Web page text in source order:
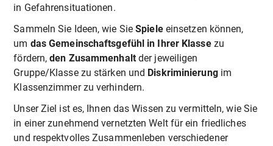
in Gefahrensituationen.
Sammeln Sie Ideen, wie Sie Spieleeinsetzen können,
um das Gemeinschaftsgefühl in Ihrer Klassezu
fördern,den Zusammenhaltder jeweiligen
Gruppe/Klasse zu stärken und Diskriminierungim
Klassenzimmer zu verhindern.
Unser Ziel ist es, Ihnen das Wissen zu vermitteln, wie Sie
in einer zunehmend vernetzten Welt für ein friedliches
und respektvolles Zusammenleben verschiedener